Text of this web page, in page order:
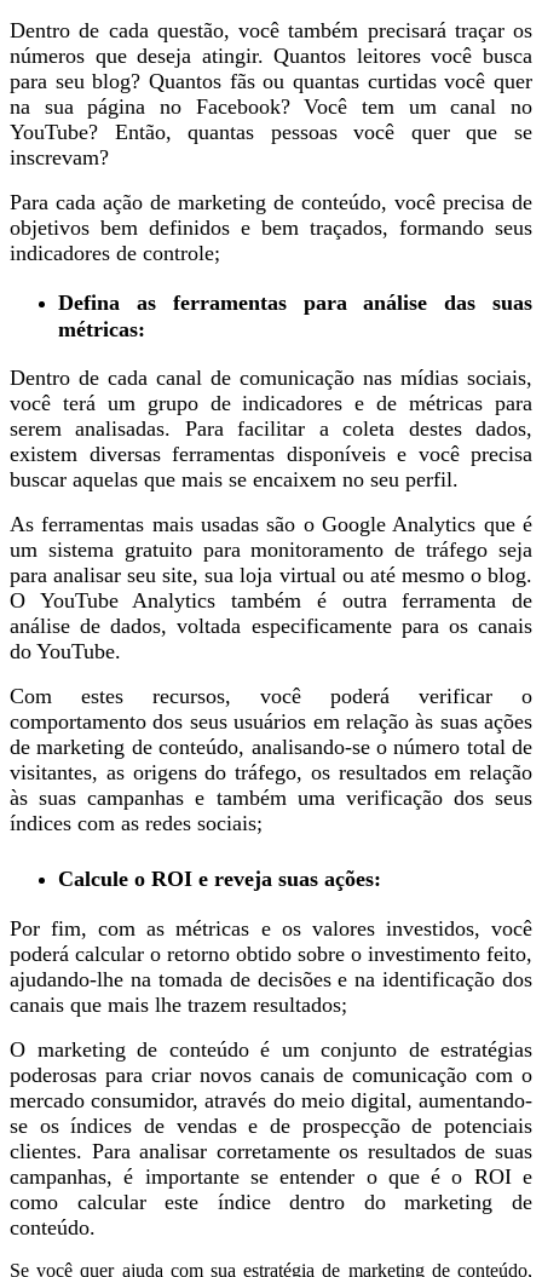
Dentro de cada questão, você também precisará traçar os
números que deseja atingir. Quantos leitores você busca
para seu blog? Quantos fãs ou quantas curtidas você quer
na sua página no Facebook? Você tem um canal no
YouTube? Então, quantas pessoas você quer que se
inscrevam?
Para cada ação de marketing de conteúdo, você precisa de
objetivos bem definidos e bem traçados, formando seus
indicadores de controle;
Defina as ferramentas para análise das suas
métricas:
Dentro de cada canal de comunicação nas mídias sociais,
você terá um grupo de indicadores e de métricas para
serem analisadas. Para facilitar a coleta destes dados,
existem diversas ferramentas disponíveis e você precisa
buscar aquelas que mais se encaixem no seu perfil.
As ferramentas mais usadas são o Google Analytics que é
um sistema gratuito para monitoramento de tráfego seja
para analisar seu site, sua loja virtual ou até mesmo o blog.
O YouTube Analytics também é outra ferramenta de
análise de dados, voltada especificamente para os canais
do YouTube.
Com estes recursos, você poderá verificar o
comportamento dos seus usuários em relação às suas ações
de marketing de conteúdo, analisando-se o número total de
visitantes, as origens do tráfego, os resultados em relação
às suas campanhas e também uma verificação dos seus
índices com as redes sociais;
Calcule o ROI e reveja suas ações:
Por fim, com as métricas e os valores investidos, você
poderá calcular o retorno obtido sobre o investimento feito,
ajudando-lhe na tomada de decisões e na identificação dos
canais que mais lhe trazem resultados;
O marketing de conteúdo é um conjunto de estratégias
poderosas para criar novos canais de comunicação com o
mercado consumidor, através do meio digital, aumentando-
se os índices de vendas e de prospecção de potenciais
clientes. Para analisar corretamente os resultados de suas
campanhas, é importante se entender o que é o ROI e
como calcular este índice dentro do marketing de
conteúdo.
Se você quer ajuda com sua estratégia de marketing de conteúdo,